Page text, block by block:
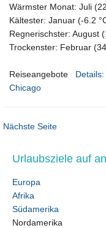
Wärmster Monat: Juli
Kältester: Januar (-6.2
Regnerischster: August
Trockenster: Februar
Reiseangebote
Chicago
Nächste Seite
Urlaubsziele auf
Europa
Afrika
Südamerika
Nordamerika